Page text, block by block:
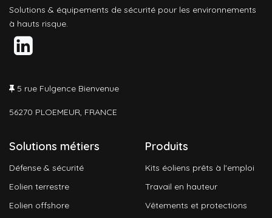
Solutions & équipements de sécurité pour les environnements
à hauts risque.
5 rue Fulgence Bienvenue
56270 PLOEMEUR, FRANCE
Solutions métiers
Défense & sécurité
Eolien terrestre
Eolien offshore
Produits
Kits éoliens prêts à l'emploi
Travail en hauteur
Vêtements et protections